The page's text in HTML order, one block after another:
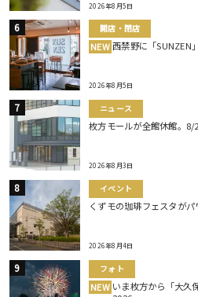
2026年8月5日
開店・閉店
NEW 西禁野に「SUNZEN
2026年8月5日
ニュース
枚方モールが全館休館。8/
2026年8月3日
イベント
くずモの珈琲フェスタが
2026年8月4日
フォト
NEW いま枚方から「大久